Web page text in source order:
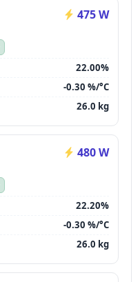
475 W
22.00%
-0.30 %/°C
26.0 kg
480 W
22.20%
-0.30 %/°C
26.0 kg